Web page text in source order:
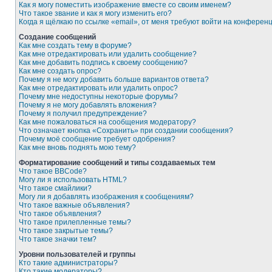
Как я могу поместить изображение вместе со своим именем?
Что такое звание и как я могу изменить его?
Когда я щёлкаю по ссылке «email», от меня требуют войти на
Создание сообщений
Как мне создать тему в форуме?
Как мне отредактировать или удалить сообщение?
Как мне добавить подпись к своему сообщению?
Как мне создать опрос?
Почему я не могу добавить больше вариантов ответа?
Как мне отредактировать или удалить опрос?
Почему мне недоступны некоторые форумы?
Почему я не могу добавлять вложения?
Почему я получил предупреждение?
Как мне пожаловаться на сообщения модератору?
Что означает кнопка «Сохранить» при создании сообщения?
Почему моё сообщение требует одобрения?
Как мне вновь поднять мою тему?
Форматирование сообщений и типы создаваемых тем
Что такое BBCode?
Могу ли я использовать HTML?
Что такое смайлики?
Могу ли я добавлять изображения к сообщениям?
Что такое важные объявления?
Что такое объявления?
Что такое прилепленные темы?
Что такое закрытые темы?
Что такое значки тем?
Уровни пользователей и группы
Кто такие администраторы?